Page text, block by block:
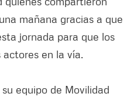
mañana gracias a que
jornada para que los
en la vía.
equipo de Movilidad